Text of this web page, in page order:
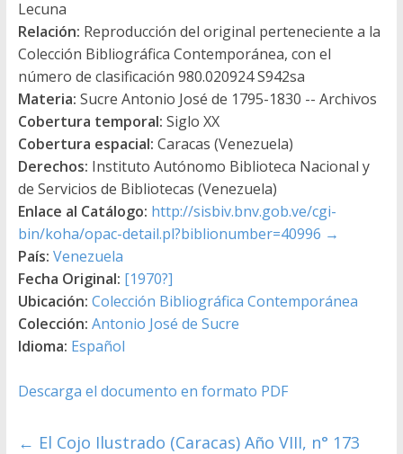
Lecuna
Relación: Reproducción del original perteneciente a la
Colección Bibliográfica Contemporánea, con el
número de clasificación 980.020924 S942sa
Materia: Sucre Antonio José de 1795-1830 -- Archivos
Cobertura temporal: Siglo XX
Cobertura espacial: Caracas (Venezuela)
Derechos: Instituto Autónomo Biblioteca Nacional y
de Servicios de Bibliotecas (Venezuela)
Enlace al Catálogo: http://sisbiv.bnv.gob.ve/cgi-
bin/koha/opac-detail.pl?biblionumber=40996 →
País: Venezuela
Fecha Original: [1970?]
Ubicación: Colección Bibliográfica Contemporánea
Colección: Antonio José de Sucre
Idioma: Español
Descarga el documento en formato PDF
← El Cojo Ilustrado (Caracas) Año VIII, n° 173